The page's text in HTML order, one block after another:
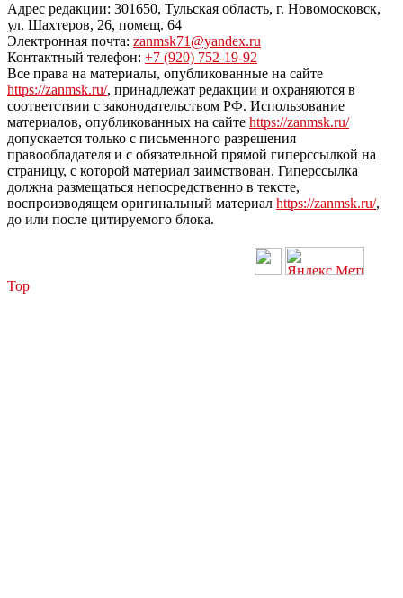
Адрес редакции: 301650, Тульская область, г. Новомосковск,
ул. Шахтеров, 26, помещ. 64
Электронная почта: zanmsk71@yandex.ru
Контактный телефон: +7 (920) 752-19-92
Все права на материалы, опубликованные на сайте
https://zanmsk.ru/, принадлежат редакции и охраняются в
соответствии с законодательством РФ. Использование
материалов, опубликованных на сайте https://zanmsk.ru/
допускается только с письменного разрешения
правообладателя и с обязательной прямой гиперссылкой на
страницу, с которой материал заимствован. Гиперссылка
должна размещаться непосредственно в тексте,
воспроизводящем оригинальный материал https://zanmsk.ru/,
до или после цитируемого блока.
Top